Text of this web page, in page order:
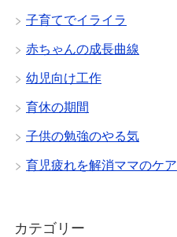
子育てでイライラ
赤ちゃんの成長曲線
幼児向け工作
育休の期間
子供の勉強のやる気
育児疲れを解消ママのケア
カテゴリー